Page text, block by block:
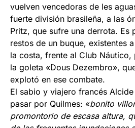
vuelven vencedoras de les
fuerte división brasileña, a las
Pritz, que sufre una derrota. Es
restos de un buque, existentes
la costa, frente al Club Náutico,
la goleta «Dous Dezembro»,
explotó en ese combate.
El sabio y viajero francés Alcide
pasar por Quilmes: «bonito
promontorio de escasa altura,